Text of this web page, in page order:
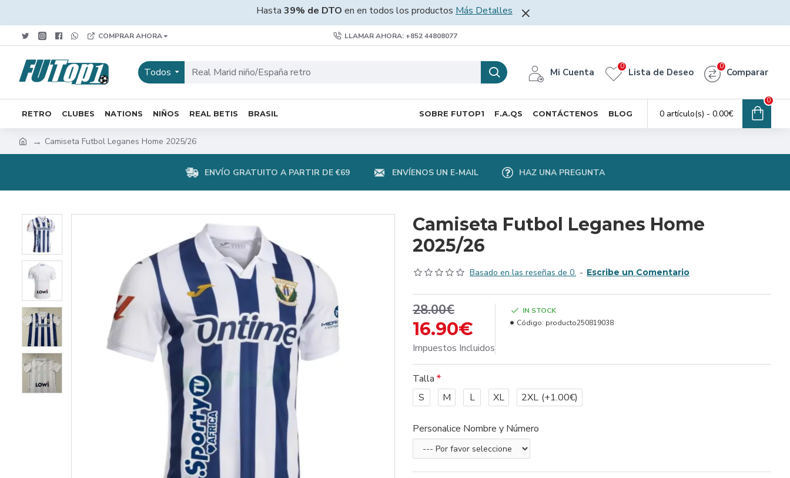
Hasta 39% de DTO en en todos los productos Más Detalles
COMPRAR AHORA LLAMAR AHORA: +852 44808077
Todos Mi Cuenta Lista de Deseo
0
Comparar
0
RETRO CLUBES NATIONS NIÑOS REAL BETIS BRASIL SOBRE FUTOP1 F.A.QS CONTÁCTENOS BLOG 0 artículo(s) - 0.00€
0
Camiseta Futbol Leganes Home 2025/26
ENVÍO GRATUITO A PARTIR DE €69 ENVÍENOS UN E-MAIL HAZ UNA PREGUNTA
Camiseta Futbol Leganes Home
2025/26
Basado en las reseñas de 0. - Escribe un Comentario
16.90€
28.00€
Impuestos Incluidos
IN STOCK
Código: producto250819038
Talla
S
M L XL 2XL (+1.00€)
Personalice Nombre y Número